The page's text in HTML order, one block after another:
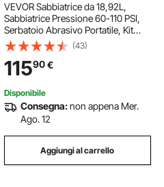
VEVOR Sabbiatrice da 18,92L,
Sabbiatrice Pressione 60-110 PSI,
Serbatoio Abrasivo Portatile, Kit
Sabbiatura ad Aria 4 Ugelli in
Ceramica Separatore Olio-Acqua
per Rimozione di Vernice Macchie
Ruggine
(43)
11590€
Disponibile
Consegna:non appena Mer.
Ago. 12
Aggiungi al carrello